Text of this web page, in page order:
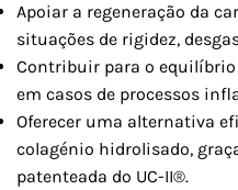
Apoiar a regeneração da
situações de rigidez,
Contribuir para o
em casos de processos
Oferecer uma alternativa
colagénio hidrolisado,
patenteada do UC-II®.